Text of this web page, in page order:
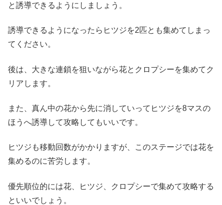
と誘導できるようにしましょう。
誘導できるようになったらヒツジを2匹とも集めてしまっ
てください。
後は、大きな連鎖を狙いながら花とクロプシーを集めてク
リアします。
また、真ん中の花から先に消していってヒツジを8マスの
ほうへ誘導して攻略してもいいです。
ヒツジも移動回数がかかりますが、このステージでは花を
集めるのに苦労します。
優先順位的には花、ヒツジ、クロプシーで集めて攻略する
といいでしょう。